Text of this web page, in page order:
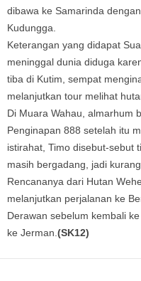
dibawa ke Samarinda
Kudungga.
Keterangan yang didapat
meninggal dunia diduga
tiba di Kutim, sempat
melanjutkan tour melihat
Di Muara Wahau, almarhum
Penginapan 888 setelah itu
istirahat, Timo disebut-sebut
masih bergadang, jadi
Rencananya dari Hutan
melanjutkan perjalanan ke
Derawan sebelum kembali
ke Jerman. (SK12)